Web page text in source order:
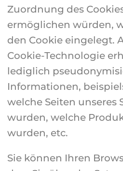
Zuordnung des
ermöglichen würden,
den Cookie eingelegt.
Cookie-Technologie
lediglich
Informationen,
welche Seiten unseres
wurden, welche
wurden, etc.
Sie können Ihren